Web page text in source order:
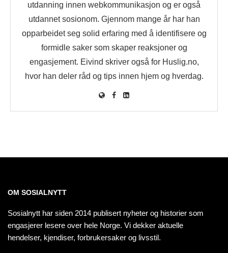
utdanning innen webkommunikasjon og er også
utdannet sosionom. Gjennom mange år har han
opparbeidet seg solid erfaring med å identifisere og
formidle saker som skaper reaksjoner og
engasjement. Eivind skriver også for Huslig.no,
hvor han deler råd og tips innen hjem og hverdag.
OM SOSIALNYTT
Sosialnytt har siden 2014 publisert nyheter og historier som
engasjerer lesere over hele Norge. Vi dekker aktuelle
hendelser, kjendiser, forbrukersaker og livsstil.